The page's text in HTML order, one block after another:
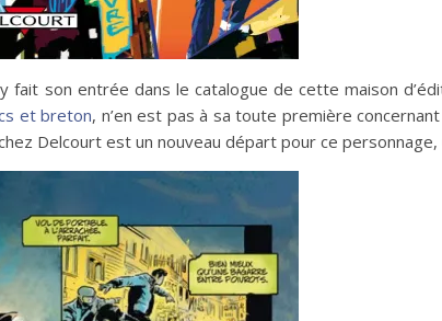
fait son entrée dans le catalogue de cette maison
et breton, n’en est pas à sa toute première
Delcourt est un nouveau départ pour ce